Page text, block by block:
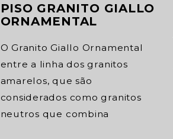
PISO GRANITO GIALLO
ORNAMENTAL
O Granito Giallo Ornamental
entre a linha dos granitos
amarelos, que são
considerados como granitos
neutros que combina